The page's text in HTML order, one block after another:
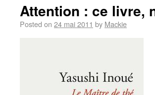
Attention : ce livre,
Posted on 24 mai 2011 by Mackie